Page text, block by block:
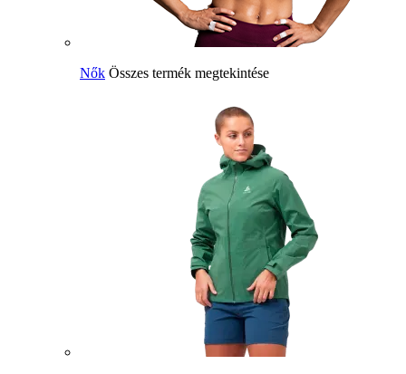
Nők Összes termék megtekintése